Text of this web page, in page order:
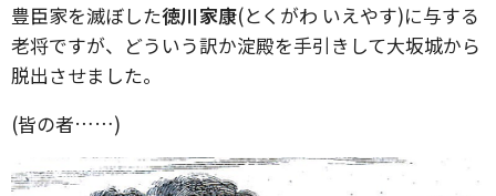
豊臣家を滅ぼした徳川家康(とくがわ いえやす)に与する
老将ですが、どういう訳か淀殿を手引きして大坂城から
脱出させました。
(皆の者……)